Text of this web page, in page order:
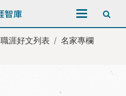
全站搜尋
職涯好文列表
名家專欄